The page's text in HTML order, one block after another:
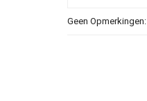
Geen Opmerkingen: